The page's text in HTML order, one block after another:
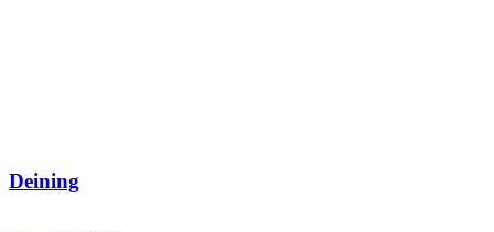
Deining